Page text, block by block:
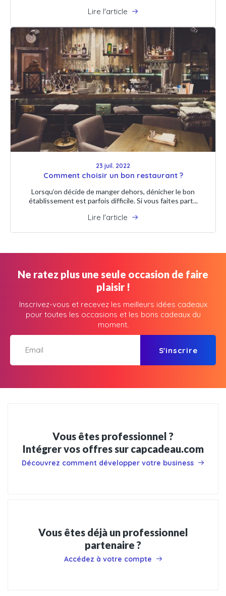
Lire l'article
23 juil. 2022
Comment choisir un bon restaurant ?
Lorsqu’on décide de manger dehors, dénicher le bon
établissement est parfois difficile. Si vous faites part...
Lire l'article
Ne ratez plus une seule occasion de faire
plaisir !
Inscrivez-vous et recevez les meilleurs idées cadeaux
pour toutes les occasions et les bons cadeaux du
moment.
S'inscrire
Vous êtes professionnel ?
Intégrer vos offres sur capcadeau.com
Découvrez comment développer votre business
Vous êtes déjà un professionnel
partenaire ?
Accédez à votre compte